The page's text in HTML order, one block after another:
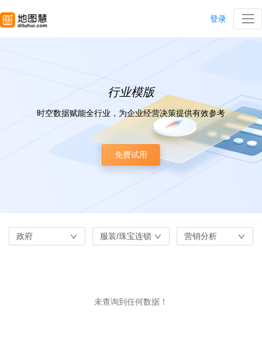
登录
行业模版
时空数据赋能全行业，为企业经营决策提供有效参考
免费试用
政府 服装/珠宝连锁 营销分析
未查询到任何数据！